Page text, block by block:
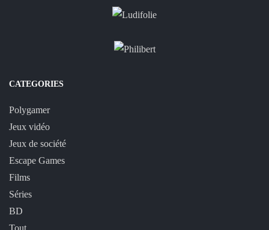
CATEGORIES
Polygamer
Jeux vidéo
Jeux de société
Escape Games
Films
Séries
BD
Tout